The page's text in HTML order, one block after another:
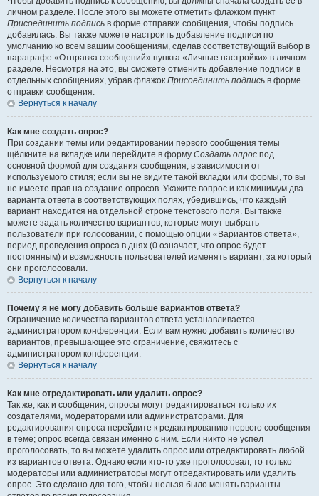
личном разделе. После этого вы можете отметить флажком пункт
Присоединить подпись в форме отправки сообщения, чтобы подпись
добавилась. Вы также можете настроить добавление подписи по
умолчанию ко всем вашим сообщениям, сделав соответствующий выбор в
параграфе «Отправка сообщений» пункта «Личные настройки» в личном
разделе. Несмотря на это, вы сможете отменить добавление подписи в
отдельных сообщениях, убрав флажок Присоединить подпись в форме
отправки сообщения.
Вернуться к началу
Как мне создать опрос?
При создании темы или редактировании первого сообщения темы
щёлкните на вкладке или перейдите в форму Создать опрос под
основной формой для создания сообщения, в зависимости от
используемого стиля; если вы не видите такой вкладки или формы, то вы
не имеете прав на создание опросов. Укажите вопрос и как минимум два
варианта ответа в соответствующих полях, убедившись, что каждый
вариант находится на отдельной строке текстового поля. Вы также
можете задать количество вариантов, которые могут выбрать
пользователи при голосовании, с помощью опции «Вариантов ответа»,
период проведения опроса в днях (0 означает, что опрос будет
постоянным) и возможность пользователей изменять вариант, за который
они проголосовали.
Вернуться к началу
Почему я не могу добавить больше вариантов ответа?
Ограничение количества вариантов ответа устанавливается
администратором конференции. Если вам нужно добавить количество
вариантов, превышающее это ограничение, свяжитесь с
администратором конференции.
Вернуться к началу
Как мне отредактировать или удалить опрос?
Так же, как и сообщения, опросы могут редактироваться только их
создателями, модераторами или администраторами. Для
редактирования опроса перейдите к редактированию первого сообщения
в теме; опрос всегда связан именно с ним. Если никто не успел
проголосовать, то вы можете удалить опрос или отредактировать любой
из вариантов ответа. Однако если кто-то уже проголосовал, то только
модераторы или администраторы могут отредактировать или удалить
опрос. Это сделано для того, чтобы нельзя было менять варианты